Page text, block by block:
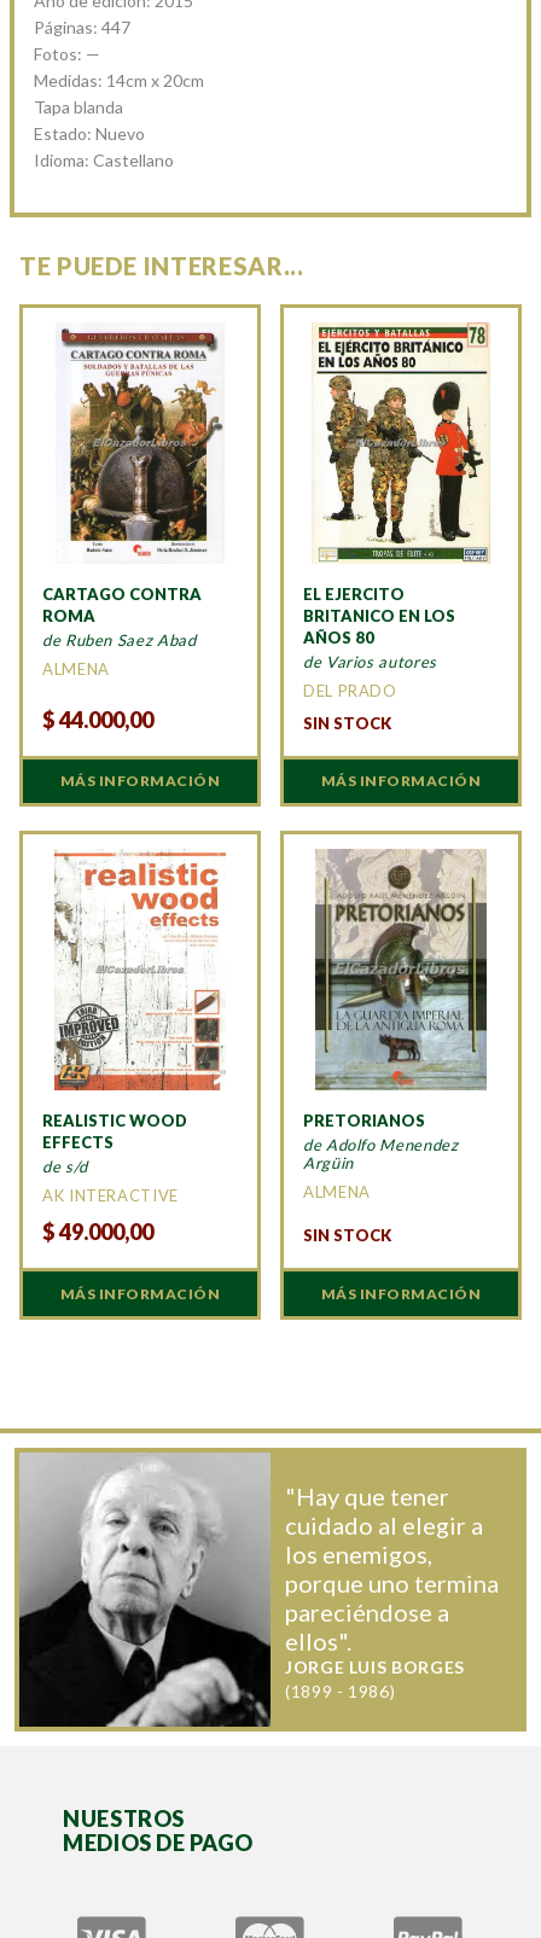
Páginas: 447
Fotos: —
Medidas: 14cm x 20cm
Tapa blanda
Estado: Nuevo
Idioma: Castellano
TE PUEDE INTERESAR...
CARTAGO CONTRA
ROMA
de Ruben Saez Abad
ALMENA
$44.000,00
MÁS INFORMACIÓN
EL EJERCITO
BRITANICO EN LOS
AÑOS 80
de Varios autores
DEL PRADO
SIN STOCK
MÁS INFORMACIÓN
REALISTIC WOOD
EFFECTS
de s/d
AK INTERACTIVE
$49.000,00
MÁS INFORMACIÓN
PRETORIANOS
de Adolfo Menendez
Argüin
ALMENA
SIN STOCK
MÁS INFORMACIÓN
"Hay que tener
cuidado al elegir a
los enemigos,
porque uno termina
pareciéndose a
ellos".
JORGE LUIS BORGES
(1899 - 1986)
NUESTROS
MEDIOS DE PAGO